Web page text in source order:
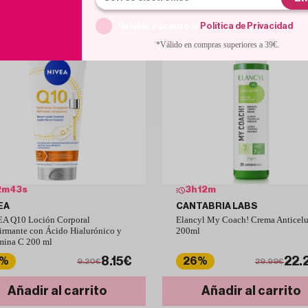
m42s
Q10 Loción Corporal
con Ácido Hialurónico y
C 200 ml
9.20€8.15€
Añadir al carrito
3 h12m
CANTABRIA LABS
Elancyl My Coach! Crema
200ml
26% 29.99€
Añadir al carrito
Política de Privacidad
*Válido en compras superiores a 39€.